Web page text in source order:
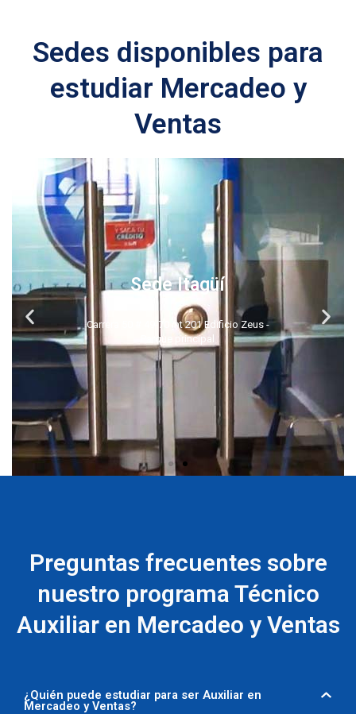
Sedes disponibles para
estudiar Mercadeo y
Ventas
Sede Medellín
Calle 48B N ° 66-09 Estación Metro
Suramericana
Preguntas frecuentes sobre
nuestro programa Técnico
Auxiliar en Mercadeo y Ventas
¿Quién puede estudiar para ser Auxiliar en
Mercadeo y Ventas?